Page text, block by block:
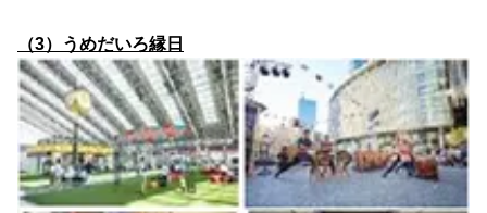
（3）うめだいろ縁日